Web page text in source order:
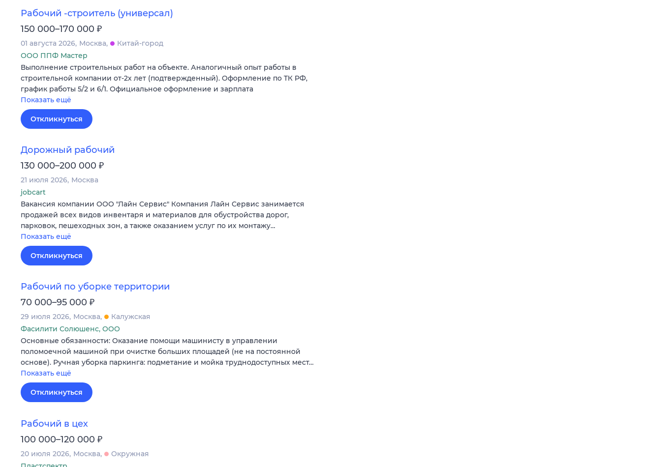
Рабочий -строитель (универсал)
150 000–170 000 ₽
01 августа 2026 Москва
Китай-город
ООО ППФ Мастер
Выполнение строительных работ на объекте. Аналогичный опыт работы в
строительной компании от-2х лет (подтвержденный). Оформление по ТК РФ,
график работы 5/2 и 6/1. Официальное оформление и зарплата
Показать ещё
Откликнуться
Дорожный рабочий
130 000–200 000 ₽
21 июля 2026 Москва
jobcart
Вакансия компании ООО "Лайн Сервис" Компания Лайн Сервис занимается
продажей всех видов инвентаря и материалов для обустройства дорог,
парковок, пешеходных зон, а также оказанием услуг по их монтажу…
Показать ещё
Откликнуться
Рабочий по уборке территории
70 000–95 000 ₽
29 июля 2026 Москва
Калужская
Фасилити Солюшенс, ООО
Основные обязанности: Оказание помощи машинисту в управлении
поломоечной машиной при очистке больших площадей (не на постоянной
основе). Ручная уборка паркинга: подметание и мойка труднодоступных мест…
Показать ещё
Откликнуться
Рабочий в цех
100 000–120 000 ₽
20 июля 2026 Москва
Окружная